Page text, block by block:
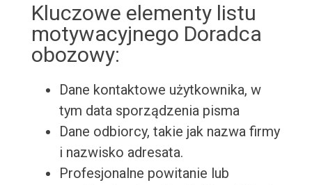
Kluczowe elementy listu
motywacyjnego Doradca
obozowy:
Dane kontaktowe użytkownika, w
tym data sporządzenia pisma
Dane odbiorcy, takie jak nazwa firmy
i nazwisko adresata.
Profesjonalne powitanie lub